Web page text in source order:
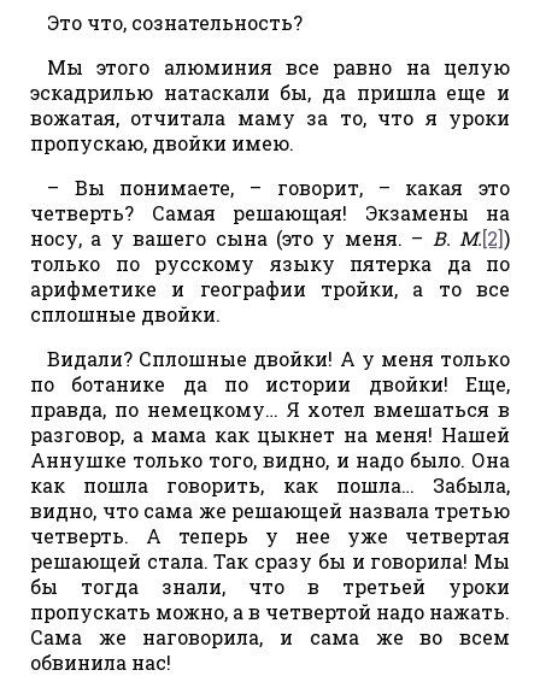
Это что, сознательность?
Мы этого алюминия все равно на целую
эскадрилью натаскали бы, да пришла еще и
вожатая, отчитала маму за то, что я уроки
пропускаю, двойки имею.
– Вы понимаете, – говорит, – какая это
четверть? Самая решающая! Экзамены на
носу, а у вашего сына (это у меня. – В. М.[2])
только по русскому языку пятерка да по
арифметике и географии тройки, а то все
сплошные двойки.
Видали? Сплошные двойки! А у меня только
по ботанике да по истории двойки! Еще,
правда, по немецкому… Я хотел вмешаться в
разговор, а мама как цыкнет на меня! Нашей
Аннушке только того, видно, и надо было. Она
как пошла говорить, как пошла… Забыла,
видно, что сама же решающей назвала третью
четверть. А теперь у нее уже четвертая
решающей стала. Так сразу бы и говорила! Мы
бы тогда знали, что в третьей уроки
пропускать можно, а в четвертой надо нажать.
Сама же наговорила, и сама же во всем
обвинила нас!